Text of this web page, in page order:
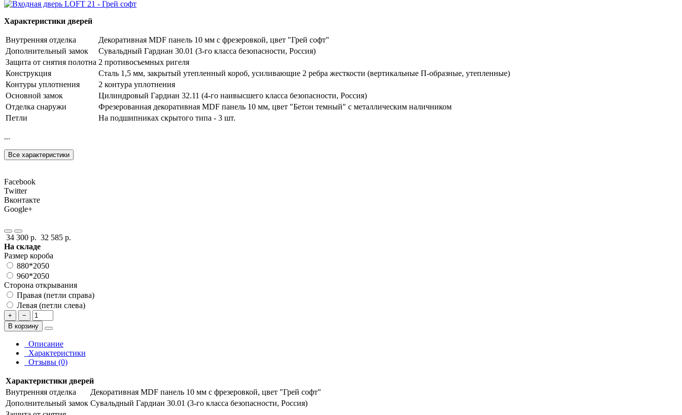
Характеристики дверей
Внутренняя отделка
Декоративная MDF панель 10 мм с фрезеровкой, цвет "Грей софт"
Дополнительный замок
Сувальдный Гардиан 30.01 (3-го класса безопасности, Россия)
Защита от снятия полотна 2 противосъемных ригеля
Конструкция
Сталь 1,5 мм, закрытый утепленный короб, усиливающие 2 ребра жесткости (вертикальные П-образные, утепленные)
Контуры уплотнения
2 контура уплотнения
Основной замок
Цилиндровый Гардиан 32.11 (4-го наивысшего класса безопасности, Россия)
Отделка снаружи
Фрезерованная декоративная MDF панель 10 мм, цвет "Бетон темный" с металлическим наличником
Петли
На подшипниках скрытого типа - 3 шт.
...
Все характеристики
Facebook
Twitter
Вконтакте
Google+
34 300 р. 32 585 р.
На складе
Размер короба
880*2050
960*2050
Сторона открывания
Правая (петли справа)
Левая (петли слева)
+
−
В корзину
Описание
Характеристики
Отзывы (0)
Характеристики дверей
Внутренняя отделка
Декоративная MDF панель 10 мм с фрезеровкой, цвет "Грей софт"
Дополнительный замок Сувальдный Гардиан 30.01 (3-го класса безопасности, Россия)